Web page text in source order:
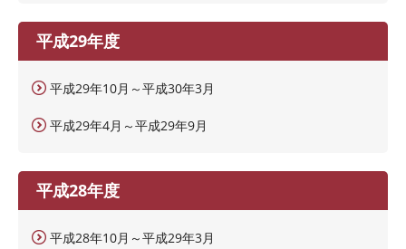
平成29年度
平成29年10月～平成30年3月
平成29年4月～平成29年9月
平成28年度
平成28年10月～平成29年3月